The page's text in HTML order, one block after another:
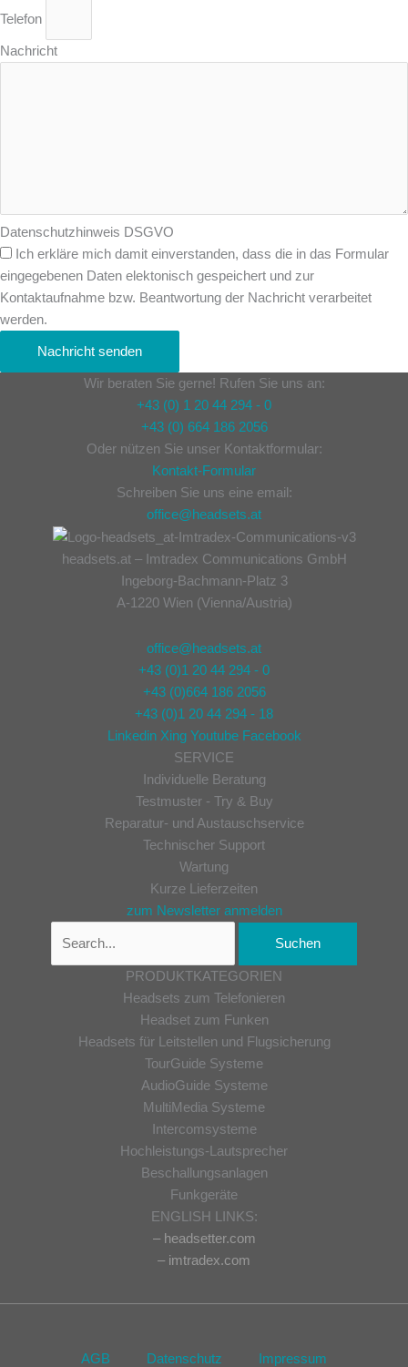
Telefon
Nachricht
Datenschutzhinweis DSGVO
Ich erkläre mich damit einverstanden, dass die in das Formular
eingegebenen Daten elektonisch gespeichert und zur
Kontaktaufnahme bzw. Beantwortung der Nachricht verarbeitet
werden.
Nachricht senden
Wir beraten Sie gerne! Rufen Sie uns an:
+43 (0) 1 20 44 294 - 0
+43 (0) 664 186 2056
Oder nützen Sie unser Kontaktformular:
Kontakt-Formular
Schreiben Sie uns eine email:
office@headsets.at
headsets.at – Imtradex Communications GmbH
Ingeborg-Bachmann-Platz 3
A-1220 Wien (Vienna/Austria)
office@headsets.at
+43 (0)1 20 44 294 - 0
+43 (0)664 186 2056
+43 (0)1 20 44 294 - 18
Linkedin Xing Youtube Facebook
SERVICE
Individuelle Beratung
Testmuster - Try & Buy
Reparatur- und Austauschservice
Technischer Support
Wartung
Kurze Lieferzeiten
zum Newsletter anmelden
PRODUKTKATEGORIEN
Headsets zum Telefonieren
Headset zum Funken
Headsets für Leitstellen und Flugsicherung
TourGuide Systeme
AudioGuide Systeme
MultiMedia Systeme
Intercomsysteme
Hochleistungs-Lautsprecher
Beschallungsanlagen
Funkgeräte
ENGLISH LINKS:
– headsetter.com
– imtradex.com
AGB Datenschutz Impressum